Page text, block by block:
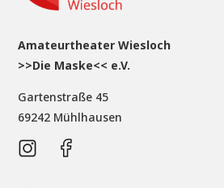
Amateurtheater Wiesloch
>>Die Maske<< e.V.
Gartenstraße 45
69242 Mühlhausen